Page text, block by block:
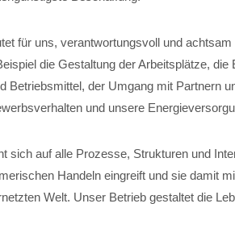
für uns, verantwortungsvoll und
die Gestaltung der Arbeitsplätze, die
Betriebsmittel, der Umgang mit Partnern
und unsere
sich auf alle Prozesse, Strukturen und
Handeln eingreift und sie damit
Welt. Unser Betrieb gestaltet die